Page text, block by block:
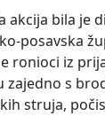
akcija bila je
posavska
ronioci iz
zajedno s
struja,